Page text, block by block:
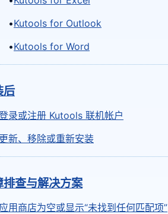
•Kutools for Outlook
•Kutools for Word
后
录或注册 Kutools 联机帐户
新、移除或重新安装
排查与解决方案
用商店为空或显示“未找到任何匹配项”